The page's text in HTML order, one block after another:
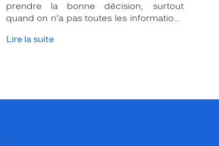
prendre la bonne décision, surtout
quand on n’a pas toutes les informations
pour vous conseiller et apporter leur
Lire la suite